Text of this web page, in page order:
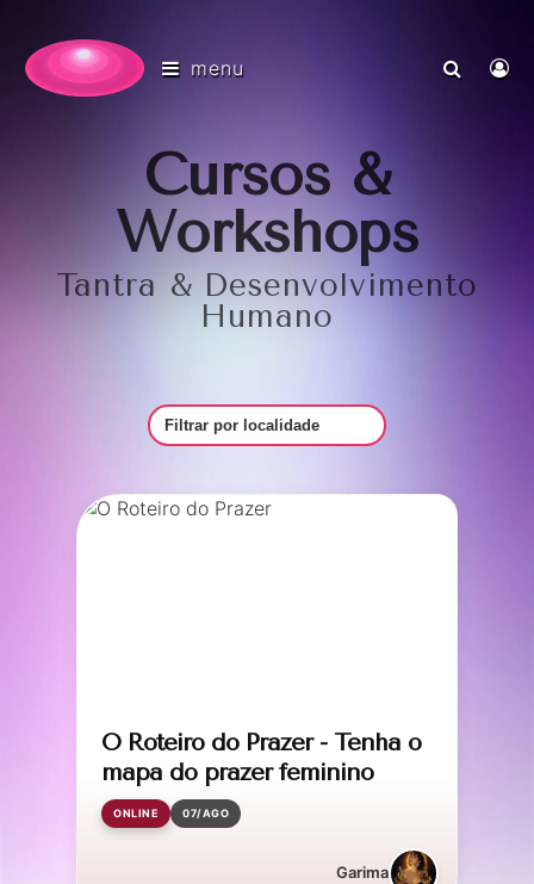
menu
Cursos &
Workshops
Tantra & Desenvolvimento
Humano
Filtrar por Local
O Roteiro do Prazer - Tenha o
mapa do prazer feminino
ONLINE 07/AGO
Garima